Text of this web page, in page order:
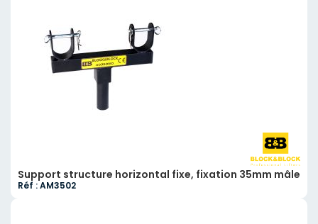
Support structure horizontal fixe, fixation 35mm mâle
Réf : AM3502